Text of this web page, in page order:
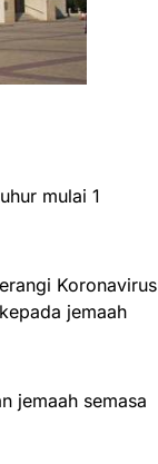
mulai 1
Koronavirus
jemaah
jemaah semasa